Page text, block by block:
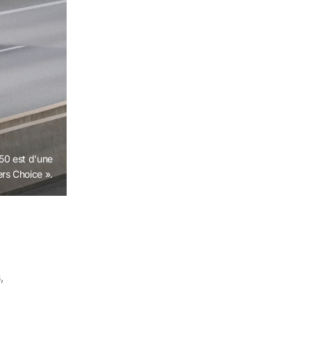
est d'une
Choice ».